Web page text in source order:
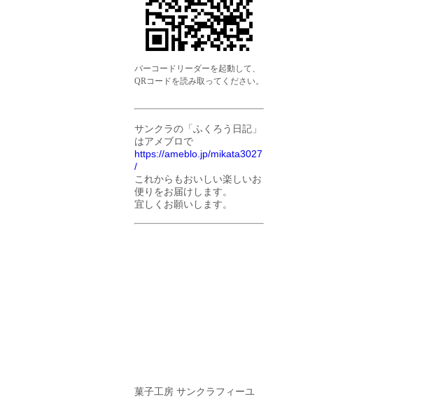
バーコードリーダーを起動して、
QRコードを読み取ってください。
サンクラの「ふくろう日記」
はアメブロで
https://ameblo.jp/mikata3027
/
これからもおいしい楽しいお
便りをお届けします。
宜しくお願いします。
菓子工房 サンクラフィーユ